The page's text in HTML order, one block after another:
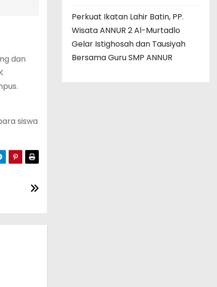
dan
siswa
Perkuat Ikatan Lahir Batin, PP.
Wisata ANNUR 2 Al-Murtadlo
Gelar Istighosah dan Tausiyah
Bersama Guru SMP ANNUR